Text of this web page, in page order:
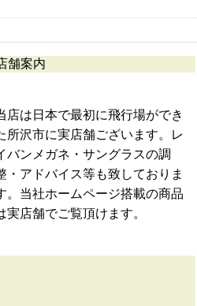
舗案内
店は日本で最初に飛行場ができ
所沢市に実店舗ございます。レ
バンメガネ・サングラスの調
・アドバイス等も致しておりま
。当社ホームページ搭載の商品
実店舗でご覧頂けます。